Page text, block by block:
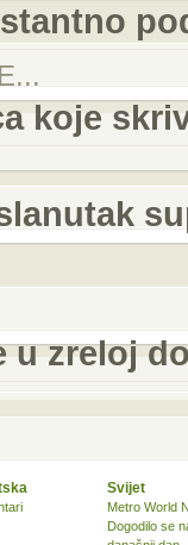
koje
u zreloj
Svijet
Metro World
Dogodilo se